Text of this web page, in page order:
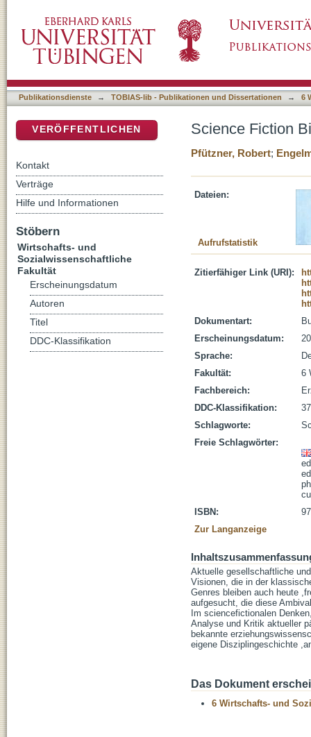
Publikationsdienste → TOBIAS-lib - Publikationen und Dissertationen → 6
Science Fiction
Pfützner, Robert;
Dateien:
Aufrufstatistik
Zitierfähiger Link (URI):
Dokumentart:
Erscheinungsdatum:
Sprache:
Fakultät:
6
Fachbereich:
DDC-Klassifikation:
Schlagworte:
Freie Schlagwörter:
ISBN:
Zur Langanzeige
Aktuelle gesellschaftliche
Visionen, die in der
Genres bleiben auch heute
aufgesucht, die diese
Im sciencefictionalen
Analyse und Kritik aktueller
bekannte
eigene Disziplingeschichte
Das Dokument
6 Wirtschafts- und
VERÖFFENTLICHEN
Kontakt
Verträge
Hilfe und Informationen
Stöbern
Wirtschafts- und
Sozialwissenschaftliche
Fakultät
Erscheinungsdatum
Autoren
Titel
DDC-Klassifikation